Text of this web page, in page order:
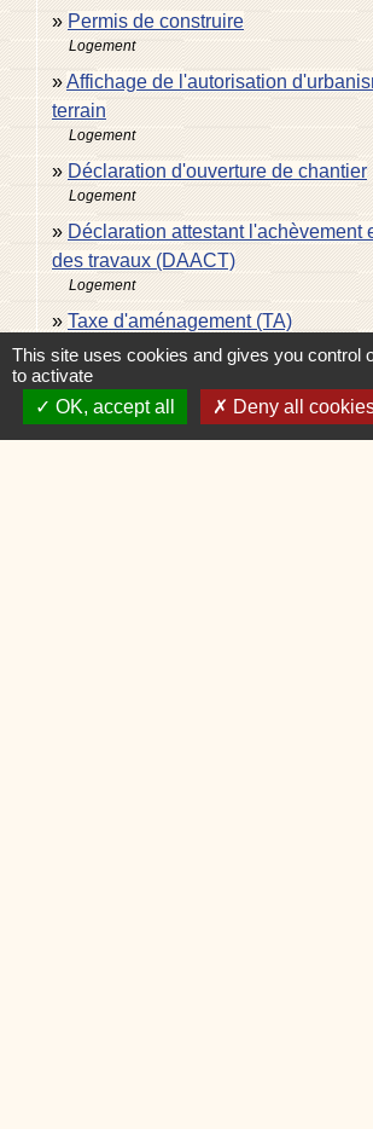
Permis de construire
Logement
Affichage de l'autorisation
terrain
Logement
Déclaration d'ouverture de chantier
Logement
Déclaration attestant l'achèvement
des travaux (DAACT)
Logement
Taxe d'aménagement (TA)
Installation d'annexes extérieures
Logement
Installation ou construction d'une
This site uses cookies and gives you control
to activate
OK, accept all
Deny all